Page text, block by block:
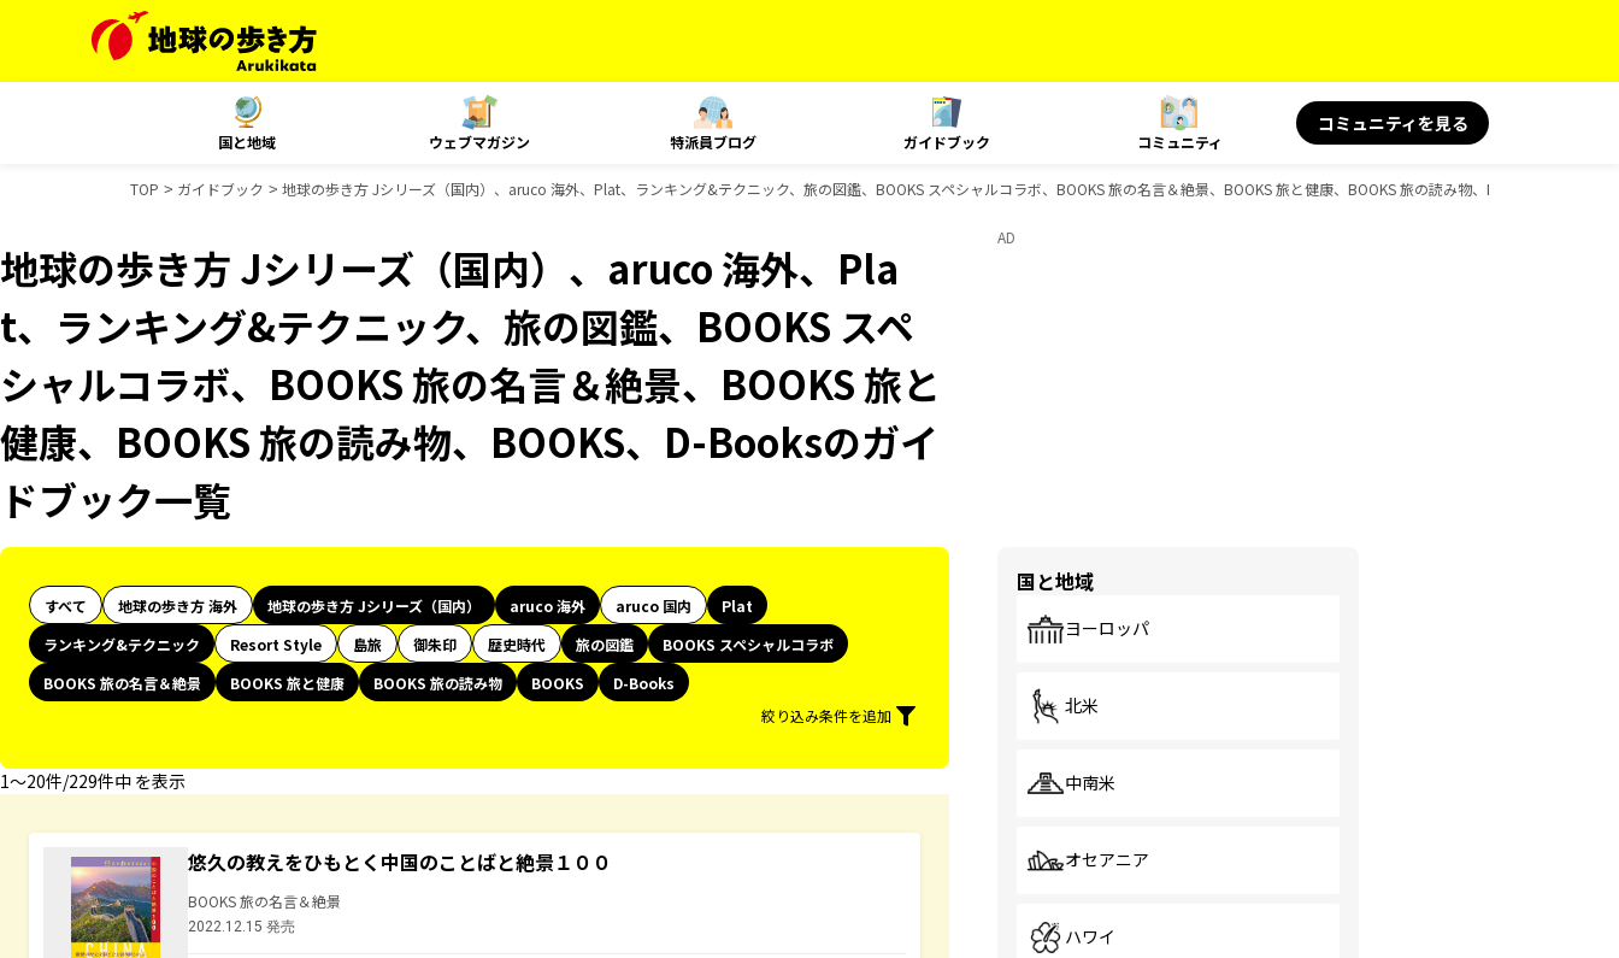
国と地域 ウェブマガジン 特派員ブログ ガイドブック コミュニティ
コミュニティを見る
TOP ガイドブック 地球の歩き方 Jシリーズ（国内）、aruco 海外、Plat、ランキング&テクニック、旅の図鑑、BOOKS スペシャルコラボ、BOOKS 旅の名言＆絶景、BOOKS 旅と健康、BOOKS 旅の読み物、BOOKS、D-Books
地球の歩き方 Jシリーズ（国内）、aruco 海外、Pla
t、ランキング&テクニック、旅の図鑑、BOOKS スペ
シャルコラボ、BOOKS 旅の名言＆絶景、BOOKS 旅と
健康、BOOKS 旅の読み物、BOOKS、D-Booksのガイ
ドブック一覧
すべて 地球の歩き方 海外 地球の歩き方 Jシリーズ（国内） aruco 海外 aruco 国内
Plat
ランキング&テクニック
Resort Style 島旅 御朱印 歴史時代 旅の図鑑
BOOKS スペシャルコラボ
BOOKS 旅の名言＆絶景
BOOKS 旅と健康 BOOKS 旅の読み物 BOOKS
D-Books
絞り込み条件を追加
1〜20件/229件中 を表示
悠久の教えをひもとく中国のことばと絶景１００
BOOKS 旅の名言＆絶景
2022.12.15 発売
AD
国と地域
ヨーロッパ
北米
中南米
オセアニア
ハワイ